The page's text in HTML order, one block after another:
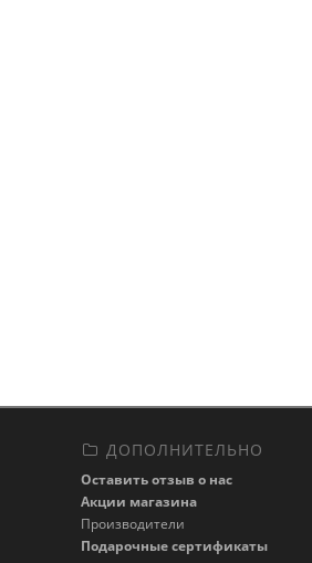
ДОПОЛНИТЕЛЬНО
Оставить отзыв о нас
Акции магазина
Производители
Подарочные сертификаты